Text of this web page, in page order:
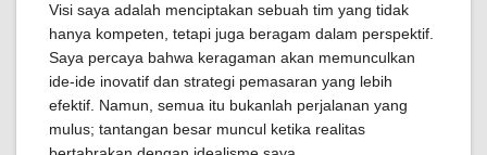
Visi saya adalah menciptakan sebuah tim yang tidak
hanya kompeten, tetapi juga beragam dalam perspektif.
Saya percaya bahwa keragaman akan memunculkan
ide-ide inovatif dan strategi pemasaran yang lebih
efektif. Namun, semua itu bukanlah perjalanan yang
mulus; tantangan besar muncul ketika realitas